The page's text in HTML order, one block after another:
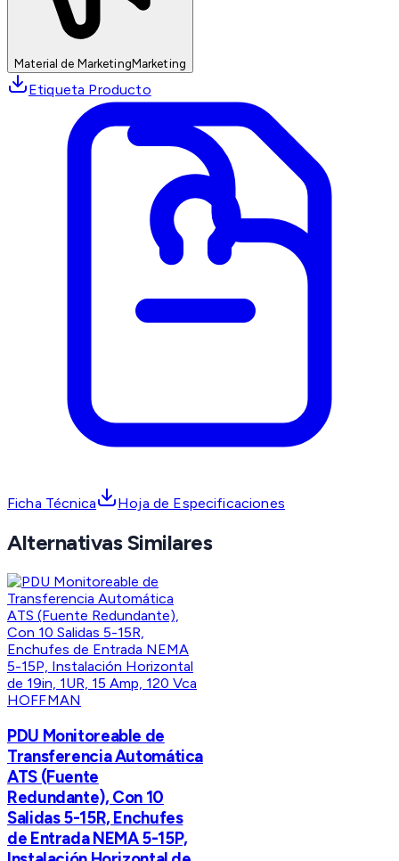
Material de MarketingMarketing
Etiqueta Producto
Ficha Técnica Hoja de Especificaciones
Alternativas Similares
HOFFMAN
PDU Monitoreable de
Transferencia Automática
ATS (Fuente
Redundante), Con 10
Salidas 5-15R, Enchufes
de Entrada NEMA 5-15P,